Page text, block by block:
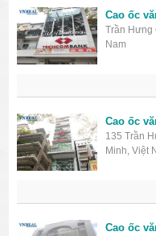
Cao ốc
Trần Hưng
Nam
Cao ốc
135 Trần
Minh, Việt
Cao ốc